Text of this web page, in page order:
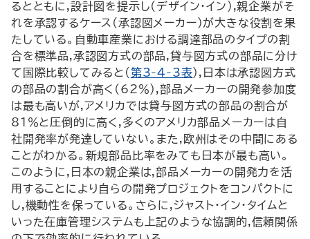
るとともに,設計図を提示し(デザイン・イン),親企業がそ
れを承認するケース(承認図メーカー)が大きな役割を果
たしている。自動車産業における調達部品のタイプの割
合を標準品,承認図方式の部品,貸与図方式の部品に分け
て国際比較してみると( 第3-4-3表),日本は承認図方式
の部品の割合が高く(62％),部品メーカーの開発参加度
は最も高いが,アメリカでは貸与図方式の部品の割合が
81％と圧倒的に高く,多くのアメリカ部品メーカーは自
社開発率が発達していない。また,欧州はその中間にある
ことがわかる。新規部品比率をみても日本が最も高い。
このように,日本の親企業は,部品メーカーの開発力を活
用することにより自らの開発プロジェクトをコンパクトに
し,機動性を保っている。さらに,ジャスト・イン・タイムと
いった在庫管理システムも上記のような協調的,信頼関係